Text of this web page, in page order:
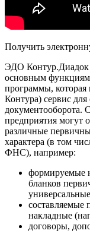
Получить
ЭДО Контур.Диадок
основным функциям
программы, которая
Контура) сервис
документооборота.
предприятия могут
различные
характера (в том
ФНС), например:
формируемые
бланков
накладные
договоры,